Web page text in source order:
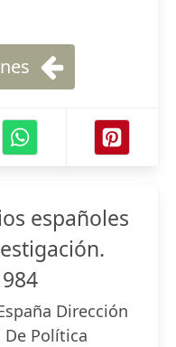
españoles
Dirección
De Política